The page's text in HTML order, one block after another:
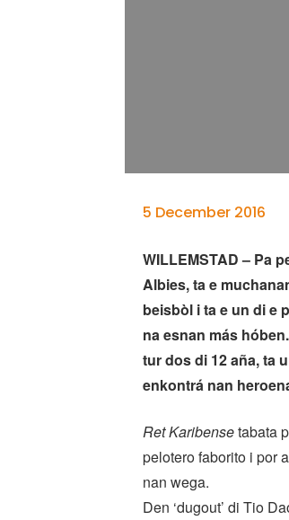
5 December 2016
WILLEMSTAD – Pa
Albies, ta e
beisbòl i ta e un di e
na esnan más
tur dos di 12 aña, ta
enkontrá nan
Ret Karibensetabata
pelotero faborito i por
nan wega.
Den ‘dugout’ di Tio